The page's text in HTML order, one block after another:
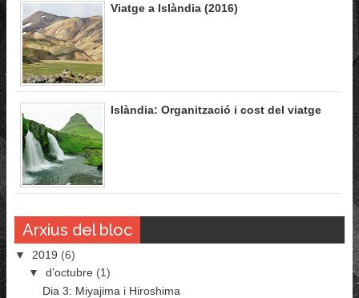
Viatge a Islàndia (2016)
Islàndia: Organització i cost del viatge
Arxius del bloc
▼ 2019 (6)
▼ d’octubre (1)
Dia 3: Miyajima i Hiroshima